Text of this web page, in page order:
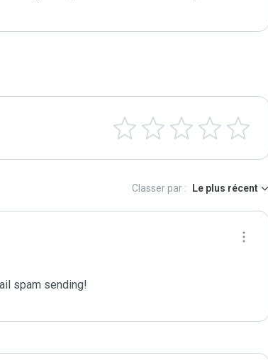
Classer par : Le plus récent
spam sending!